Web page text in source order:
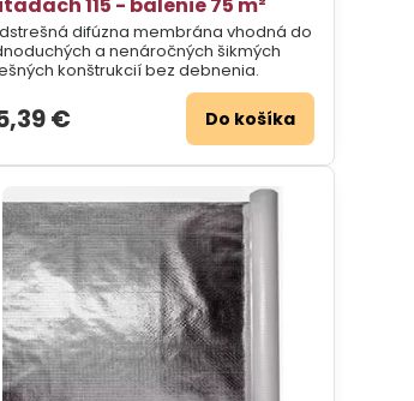
115 - balenie 75 m²
difúzna membrána vhodná do
a nenáročných šikmých
konštrukcií bez debnenia.
€ Do košíka